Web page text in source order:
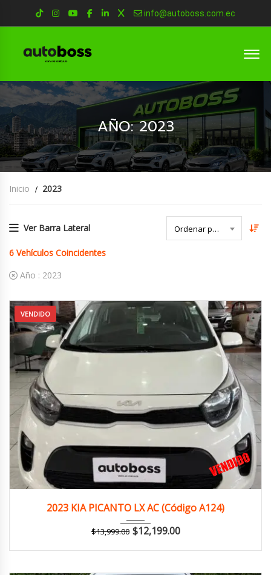
info@autoboss.com.ec
AÑO: 2023
Inicio 2023
Ver Barra Lateral Ordenar por Fecha
6 Vehículos Coincidentes
Año : 2023
VENDIDO
2023 KIA PICANTO LX AC (Código A124)
$13,999.00 $12,199.00